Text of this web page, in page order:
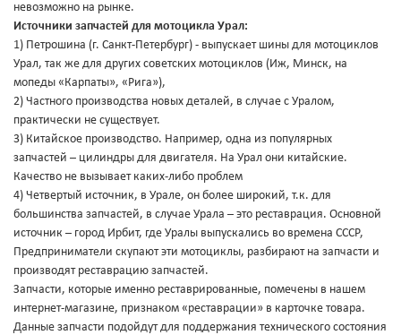
невозможно на рынке.
Источники запчастей для мотоцикла Урал:
1) Петрошина (г. Санкт-Петербург) - выпускает шины для мотоциклов
Урал, так же для других советских мотоциклов (Иж, Минск, на
мопеды «Карпаты», «Рига»),
2) Частного производства новых деталей, в случае с Уралом,
практически не существует.
3) Китайское производство. Например, одна из популярных
запчастей – цилиндры для двигателя. На Урал они китайские.
Качество не вызывает каких-либо проблем
4) Четвертый источник, в Урале, он более широкий, т.к. для
большинства запчастей, в случае Урала – это реставрация. Основной
источник – город Ирбит, где Уралы выпускались во времена СССР,
Предприниматели скупают эти мотоциклы, разбирают на запчасти и
производят реставрацию запчастей.
Запчасти, которые именно реставрированные, помечены в нашем
интернет-магазине, признаком «реставрации» в карточке товара.
Данные запчасти подойдут для поддержания технического состояния